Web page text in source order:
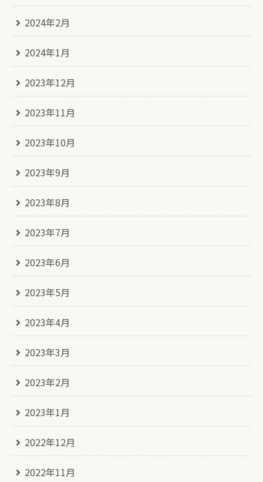
2024年2月
2024年1月
2023年12月
2023年11月
2023年10月
2023年9月
2023年8月
2023年7月
2023年6月
2023年5月
2023年4月
2023年3月
2023年2月
2023年1月
2022年12月
2022年11月